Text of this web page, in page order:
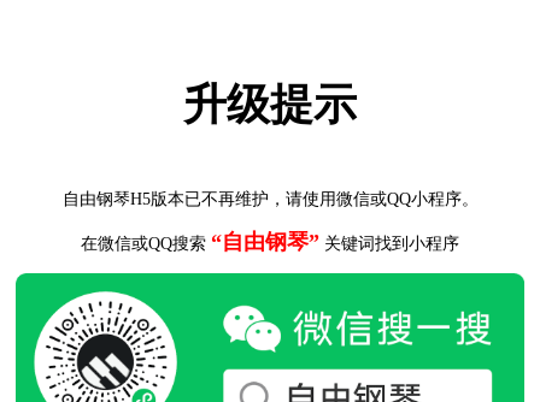
升级提示
自由钢琴H5版本已不再维护，请使用微信或QQ小程序。
在微信或QQ搜索 “自由钢琴” 关键词找到小程序